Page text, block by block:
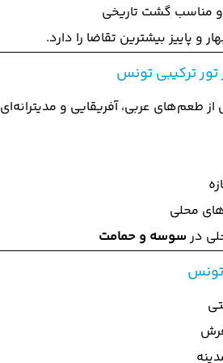
مناسب گشت تاریخی
و پاییز بیشترین تقاضا را دارد.
تور ترکیبی تونس
از طعم‌های عربی، آفریقایی و
محلی
درسوسه و حمامت
تونس